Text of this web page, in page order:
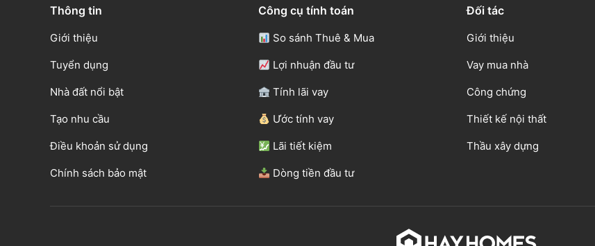
Thông tin
Giới thiệu
Tuyển dụng
Nhà đất nổi bật
Tạo nhu cầu
Điều khoản sử dụng
Chính sách bảo mật
Công cụ tính toán
So sánh Thuê & Mua
Lợi nhuận đầu tư
Tính lãi vay
Ước tính vay
Lãi tiết kiệm
Dòng tiền đầu tư
Đối tác
Giới thiệu
Vay mua nhà
Công chứng
Thiết kế nội thất
Thầu xây dựng